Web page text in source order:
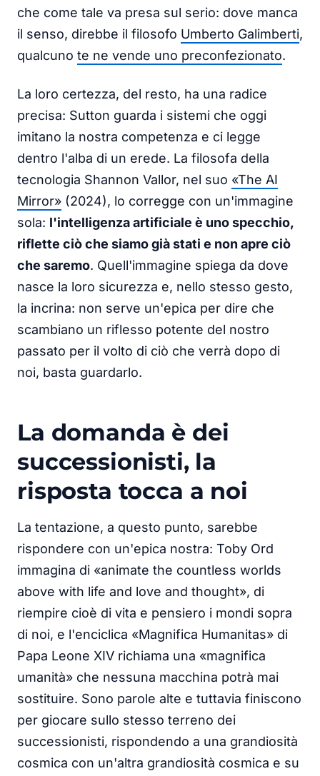
che come tale va presa sul serio: dove manca
il senso, direbbe il filosofo Umberto Galimberti,
qualcuno te ne vende uno preconfezionato.
La loro certezza, del resto, ha una radice
precisa: Sutton guarda i sistemi che oggi
imitano la nostra competenza e ci legge
dentro l'alba di un erede. La filosofa della
tecnologia Shannon Vallor, nel suo «The AI
Mirror» (2024), lo corregge con un'immagine
sola: l'intelligenza artificiale è uno specchio,
riflette ciò che siamo già stati e non apre ciò
che saremo. Quell'immagine spiega da dove
nasce la loro sicurezza e, nello stesso gesto,
la incrina: non serve un'epica per dire che
scambiano un riflesso potente del nostro
passato per il volto di ciò che verrà dopo di
noi, basta guardarlo.
La domanda è dei
successionisti, la
risposta tocca a noi
La tentazione, a questo punto, sarebbe
rispondere con un'epica nostra: Toby Ord
immagina di «animate the countless worlds
above with life and love and thought», di
riempire cioè di vita e pensiero i mondi sopra
di noi, e l'enciclica «Magnifica Humanitas» di
Papa Leone XIV richiama una «magnifica
umanità» che nessuna macchina potrà mai
sostituire. Sono parole alte e tuttavia finiscono
per giocare sullo stesso terreno dei
successionisti, rispondendo a una grandiosità
cosmica con un'altra grandiosità cosmica e su